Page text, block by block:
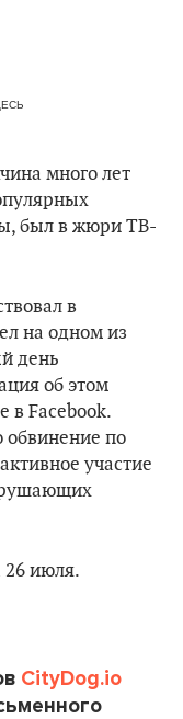
много лет
был в жюри ТВ-
в
на одном из
день
об этом
в Facebook.
обвинение по
участие
26 июля.
CityDog.io